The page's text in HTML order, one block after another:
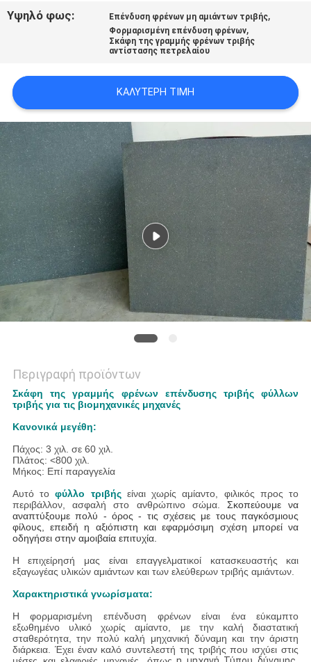
SITEMAP
POLICY
Υψηλό φως: Επένδυση φρένων μη αμιάντων τριβής,
Φορμαρισμένη επένδυση φρένων,
Σκάφη της γραμμής φρένων τριβής
αντίστασης πετρελαίου
ΚΑΛΎΤΕΡΗ ΤΙΜΉ
Περιγραφή προϊόντων
Σκάφη της γραμμής φρένων επένδυσης τριβής φύλλων
τριβής για τις βιομηχανικές μηχανές
Κανονικά μεγέθη:
Πάχος: 3 χιλ. σε 60 χιλ.
Πλάτος: <800 χιλ.
Μήκος: Επί παραγγελία
Αυτό τοφύλλο τριβήςείναι χωρίς αμίαντο, φιλικός προς το
περιβάλλον, ασφαλή στο ανθρώπινο σώμα. Σκοπεύουμε να
αναπτύξουμε πολύ - όρος - τις σχέσεις με τους παγκόσμιους
φίλους, επειδή η αξιόπιστη και εφαρμόσιμη σχέση μπορεί να
οδηγήσει στην αμοιβαία επιτυχία.
Η επιχείρησή μας είναι επαγγελματικοί κατασκευαστής και
εξαγωγέας υλικών αμιάντων και των ελεύθερων τριβής αμιάντων.
Χαρακτηριστικά γνωρίσματα:
Η φορμαρισμένη επένδυση φρένων είναι ένα εύκαμπτο
εξωθημένο υλικό χωρίς αμίαντο, με την καλή διαστατική
σταθερότητα, την πολύ καλή μηχανική δύναμη και την άριστη
διάρκεια. Έχει έναν καλό συντελεστή της τριβής που ισχύει στις